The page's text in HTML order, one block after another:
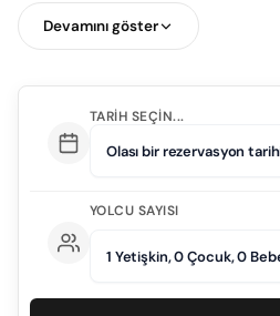
faydalanabileceğiniz TV,
oda kasası standart odalarda
Tesis içerisinde yer alan jakuzi,
faydalanarak rahatlayabilir ve
Kumluca Merkez'ine 12 km
ODA TİPLERİ
Devamını göster
TARIH SEÇIN...
Olası bir rezervasyon
YOLCU SAYISI
1 Yetişkin, 0 Çocuk, 0